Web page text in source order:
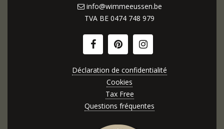
info@wimmeeussen.be
TVA BE 0474 748 979
Déclaration de confidentialité
Cookies
Tax Free
Questions fréquentes